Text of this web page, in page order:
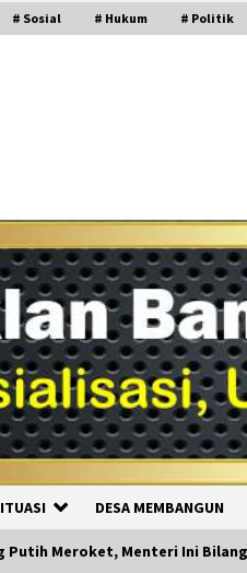
# Sosial # Hukum # Politik
DESA MEMBANGUN
Putih Meroket, Menteri Ini